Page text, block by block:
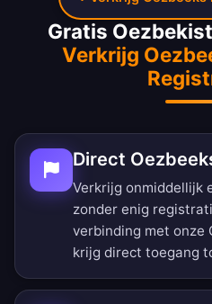
Gratis
Verkrijg
Direct
Verkrijg onmiddellijk
zonder enig
verbinding met onze
krijg direct toegang